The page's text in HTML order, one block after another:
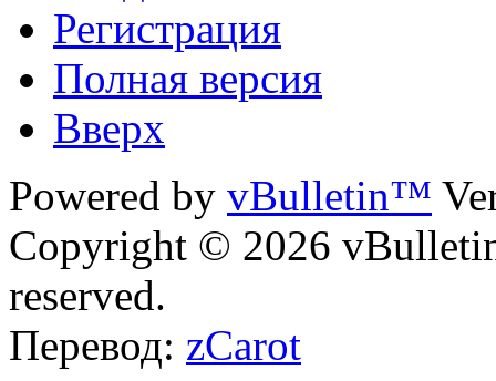
Регистрация
Полная версия
Вверх
Powered by vBulletin™
Copyright © 2026
reserved.
Перевод: zCarot